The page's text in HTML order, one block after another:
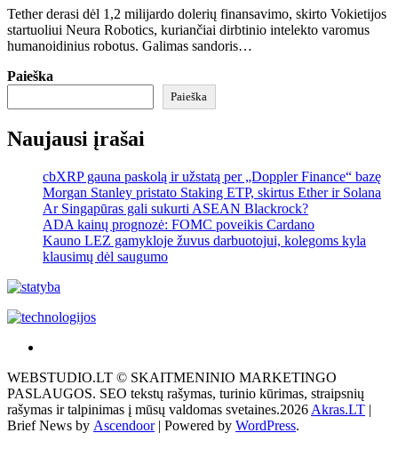
Tether derasi dėl 1,2 milijardo dolerių finansavimo, skirto Vokietijos
startuoliui Neura Robotics, kuriančiai dirbtinio intelekto varomus
humanoidinius robotus. Galimas sandoris…
Paieška
Paieška
Naujausi įrašai
cbXRP gauna paskolą ir užstatą per „Doppler Finance“ bazę
Morgan Stanley pristato Staking ETP, skirtus Ether ir Solana
Ar Singapūras gali sukurti ASEAN Blackrock?
ADA kainų prognozė: FOMC poveikis Cardano
Kauno LEZ gamykloje žuvus darbuotojui, kolegoms kyla
klausimų dėl saugumo
tai
žemės
ploto
matavimo
WEBSTUDIO.LT © SKAITMENINIO MARKETINGO
PASLAUGOS. SEO tekstų rašymas, turinio kūrimas, straipsnių
rašymas ir talpinimas į mūsų valdomas svetaines.2026 Akras.LT |
Brief News by Ascendoor| Powered by WordPress.